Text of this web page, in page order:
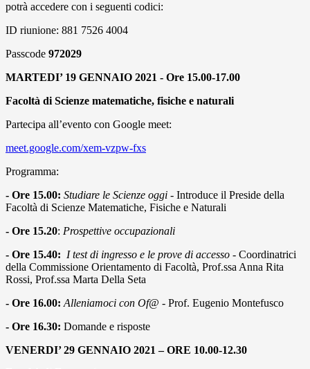
potrà accedere con i seguenti codici:
ID riunione: 881 7526 4004
Passcode 972029
MARTEDI’ 19 GENNAIO 2021 - Ore 15.00-17.00
Facoltà di Scienze matematiche, fisiche e naturali
Partecipa all’evento con Google meet:
meet.google.com/xem-vzpw-fxs
Programma:
- Ore 15.00: Studiare le Scienze oggi - Introduce il Preside della
Facoltà di Scienze Matematiche, Fisiche e Naturali
- Ore 15.20: Prospettive occupazionali
- Ore 15.40: I test di ingresso e le prove di accesso - Coordinatrici
della Commissione Orientamento di Facoltà, Prof.ssa Anna Rita
Rossi, Prof.ssa Marta Della Seta
- Ore 16.00: Alleniamoci con Of@ - Prof. Eugenio Montefusco
- Ore 16.30: Domande e risposte
VENERDI’ 29 GENNAIO 2021 – ORE 10.00-12.30